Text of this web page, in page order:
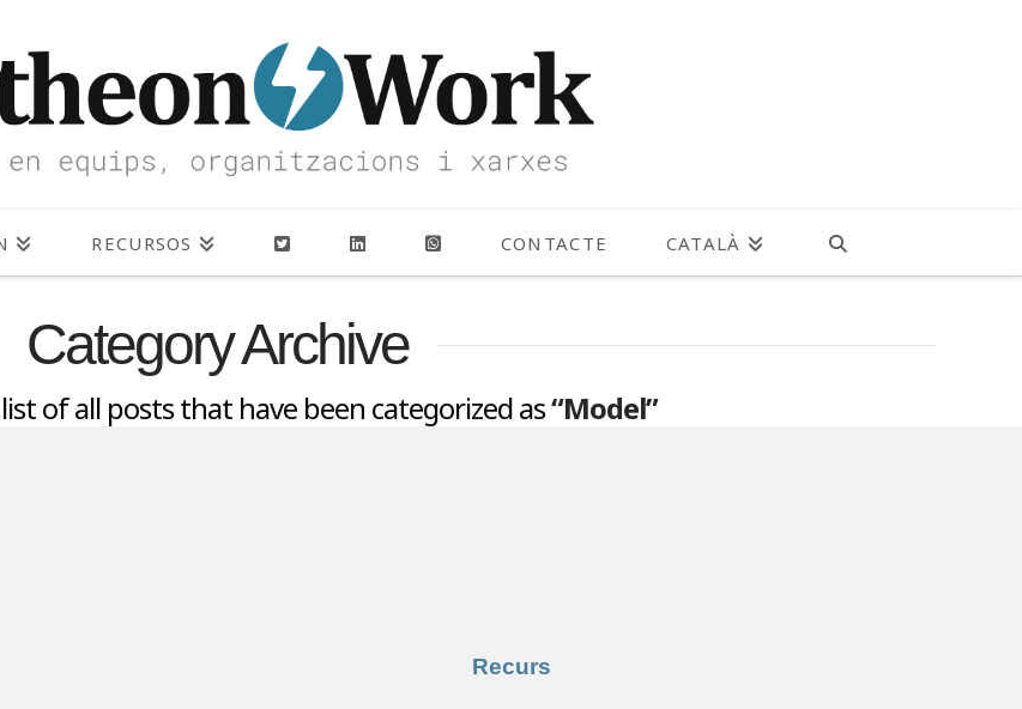
RECURSOS CONTACTE CATALÀ
Category Archive
of all posts that have been categorized as“Model”
Recurs